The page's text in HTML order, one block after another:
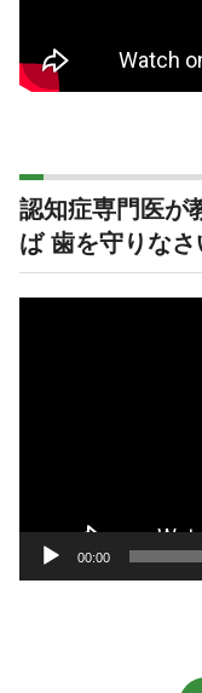
認知症専門医が
ば 歯を守りなさ
00:00